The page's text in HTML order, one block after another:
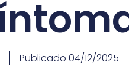
Publicado 04/12/2025